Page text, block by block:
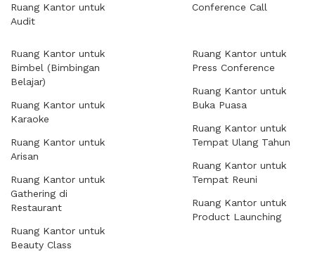
Ruang Kantor untuk
Audit
Conference Call
Ruang Kantor untuk
Bimbel (Bimbingan
Belajar)
Ruang Kantor untuk
Karaoke
Ruang Kantor untuk
Arisan
Ruang Kantor untuk
Gathering di
Restaurant
Ruang Kantor untuk
Beauty Class
Ruang Kantor untuk
Press Conference
Ruang Kantor untuk
Buka Puasa
Ruang Kantor untuk
Tempat Ulang Tahun
Ruang Kantor untuk
Tempat Reuni
Ruang Kantor untuk
Product Launching